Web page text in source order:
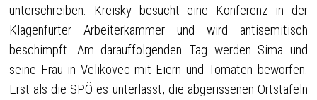
unterschreiben. Kreisky besucht eine Konferenz in der
Klagenfurter Arbeiterkammer und wird antisemitisch
beschimpft. Am darauffolgenden Tag werden Sima und
seine Frau in Velikovec mit Eiern und Tomaten beworfen.
Erst als die SPÖ es unterlässt, die abgerissenen Ortstafeln